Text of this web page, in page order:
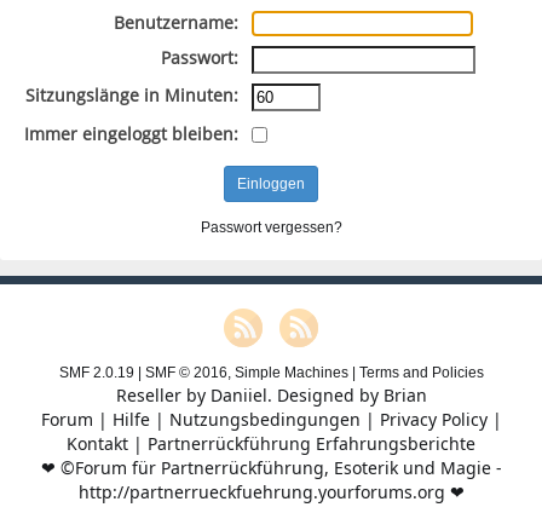
Benutzername:
Passwort:
Sitzungslänge in Minuten:
Immer eingeloggt bleiben:
Passwort vergessen?
SMF 2.0.19 | SMF © 2016 Simple Machines| Terms and Policies
Reseller by Daniiel. Designed by Brian
Forum | Hilfe| Nutzungsbedingungen | Privacy Policy|
Kontakt | Partnerrückführung Erfahrungsberichte
❤ ©Forum für Partnerrückführung, Esoterik und Magie -
http://partnerrueckfuehrung.yourforums.org ❤